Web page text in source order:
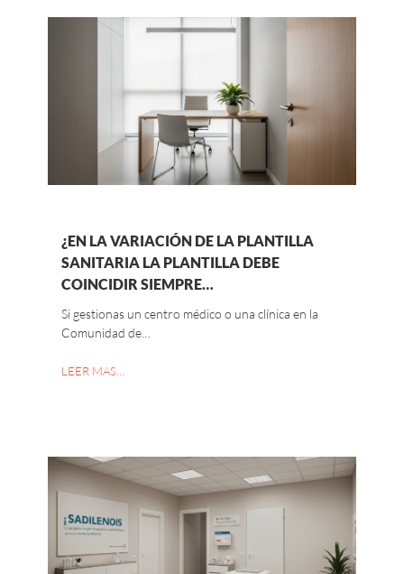
¿EN LA VARIACIÓN DE LA PLANTILLA
SANITARIA LA PLANTILLA DEBE
COINCIDIR SIEMPRE…
Si gestionas un centro médico o una clínica en la
Comunidad de…
LEER MAS…